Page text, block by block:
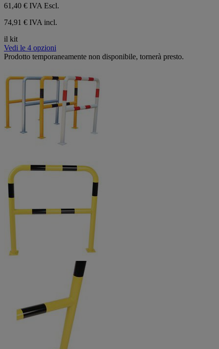
61,40 € IVA Escl.
74,91 € IVA incl.
il kit
Vedi le 4 opzioni
Prodotto temporaneamente non disponibile, tornerà presto.